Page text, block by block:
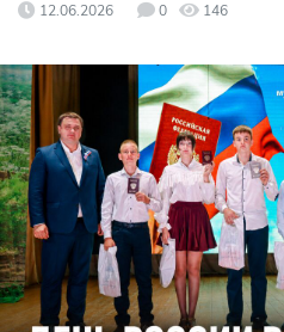
12.06.2026 0 146